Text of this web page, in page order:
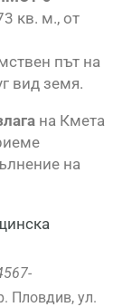
кв. м., от
път на
вид земя.
на Кмета
на
Пловдив, ул.